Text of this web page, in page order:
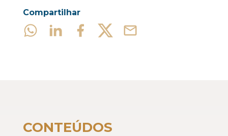
Compartilhar
CONTEÚDOS